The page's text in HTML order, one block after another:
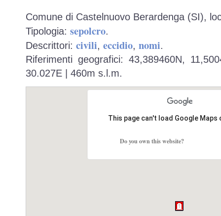
Comune di Castelnuovo Berardenga (SI),
Tipologia: sepolcro.
Descrittori: civili, eccidio, nomi.
Riferimenti geografici: 43,389460N,
30.027E | 460m s.l.m.
This page can't load Google
Do you own this website?